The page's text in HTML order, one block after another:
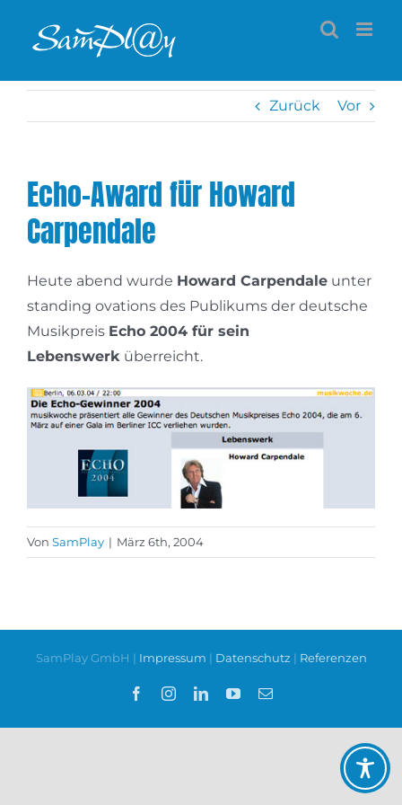
Inhalt
Zurück Vor
Echo-Award für Howard
Carpendale
Heute abend wurde Howard Carpendale unter
standing ovations des Publikums der deutsche
Musikpreis Echo 2004 für sein
Lebenswerk überreicht.
Von SamPlay | März 6th, 2004
SamPlay GmbH | Impressum | Datenschutz | Referenzen
FacebookInstagramLinkedInYouTube
E-